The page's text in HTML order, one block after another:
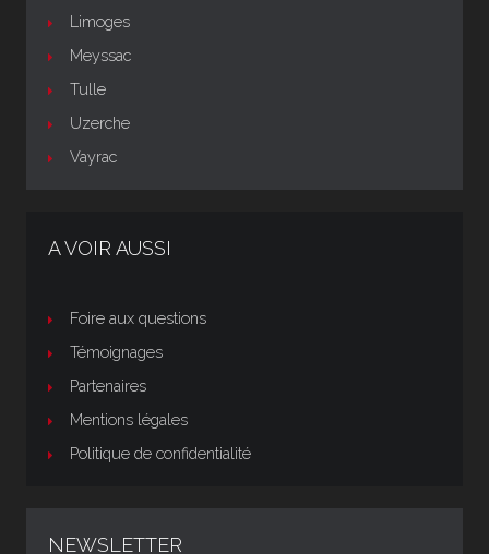
Limoges
Meyssac
Tulle
Uzerche
Vayrac
A VOIR AUSSI
Foire aux questions
Témoignages
Partenaires
Mentions légales
Politique de confidentialité
NEWSLETTER